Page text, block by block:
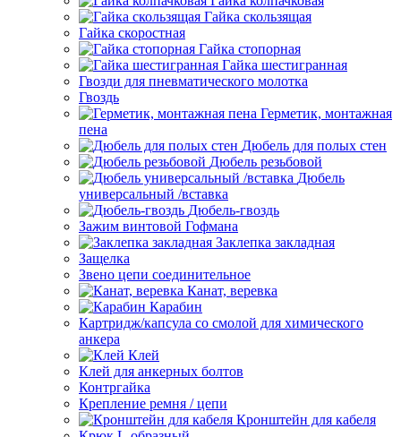
Гайка скользящая
Гайка скоростная
Гайка стопорная
Гайка шестигранная
Гвозди для пневматического молотка
Гвоздь
Герметик, монтажная
пена
Дюбель для полых стен
Дюбель резьбовой
Дюбель
универсальный /вставка
Дюбель-гвоздь
Зажим винтовой Гофмана
Заклепка закладная
Защелка
Звено цепи соединительное
Канат, веревка
Карабин
Картридж/капсула со смолой для химического
анкера
Клей
Клей для анкерных болтов
Контргайка
Крепление ремня / цепи
Кронштейн для кабеля